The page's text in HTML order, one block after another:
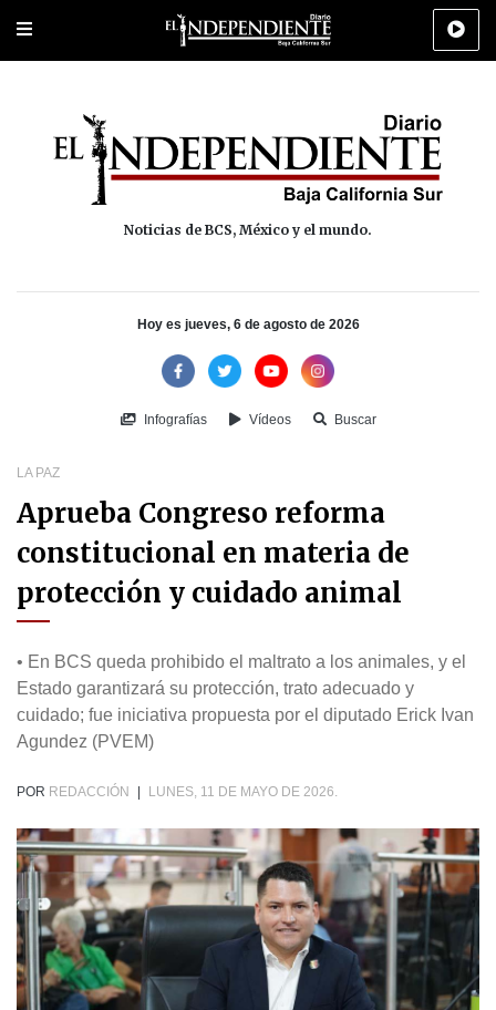
Portada Los Cabos Policiaca Deportes Cultura
Noticias de BCS, México y el mundo.
Hoy es jueves, 6 de agosto de 2026
Infografías Vídeos Buscar
LA PAZ
Aprueba Congreso reforma
constitucional en materia de
protección y cuidado animal
• En BCS queda prohibido el maltrato a los animales, y el
Estado garantizará su protección, trato adecuado y
cuidado; fue iniciativa propuesta por el diputado Erick Ivan
Agundez (PVEM)
POR REDACCIÓN LUNES, 11 DE MAYO DE 2026.